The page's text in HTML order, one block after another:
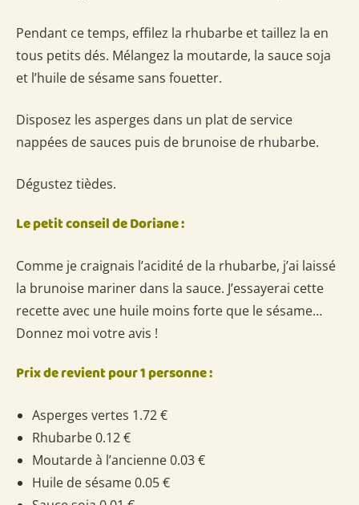
Pendant ce temps, effilez la rhubarbe et taillez la en
tous petits dés. Mélangez la moutarde, la sauce soja
et l’huile de sésame sans fouetter.
Disposez les asperges dans un plat de service
nappées de sauces puis de brunoise de rhubarbe.
Dégustez tièdes.
Le petit conseil de Doriane :
Comme je craignais l’acidité de la rhubarbe, j’ai laissé
la brunoise mariner dans la sauce. J’essayerai cette
recette avec une huile moins forte que le sésame…
Donnez moi votre avis !
Prix de revient pour 1 personne :
Asperges vertes 1.72 €
Rhubarbe 0.12 €
Moutarde à l’ancienne 0.03 €
Huile de sésame 0.05 €